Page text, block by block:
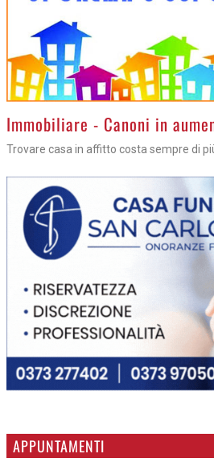
>Immobiliare - Canoni in
Trovare casa in affitto costa sempre di
APPUNTAMENTI